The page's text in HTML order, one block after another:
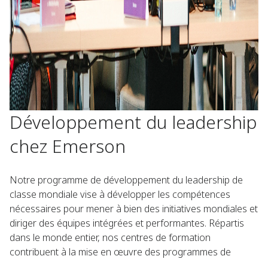
Développement du leadership
chez Emerson
Notre programme de développement du leadership de
classe mondiale vise à développer les compétences
nécessaires pour mener à bien des initiatives mondiales et
diriger des équipes intégrées et performantes. Répartis
dans le monde entier, nos centres de formation
contribuent à la mise en œuvre des programmes de